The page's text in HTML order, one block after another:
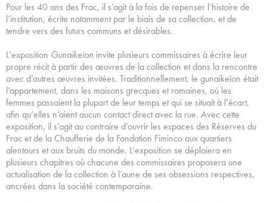
Pour les 40 ans des Frac, il s’agit à la fois de repenser l’histoire de
l’institution, écrite notamment par le biais de sa collection, et de
tendre vers des futurs communs et désirables.
L’exposition Gunaikeîon invite plusieurs commissaires à écrire leur
propre récit à partir des œuvres de la collection et dans la rencontre
avec d’autres œuvres invitées. Traditionnellement, le gunaikeîon était
l’appartement, dans les maisons grecques et romaines, où les
femmes passaient la plupart de leur temps et qui se situait à l’écart,
afin qu’elles n’aient aucun contact direct avec la rue. Avec cette
exposition, il s’agit au contraire d’ouvrir les espaces des Réserves du
Frac et de la Chaufferie de la Fondation Fiminco aux quartiers
alentours et aux bruits du monde. L’exposition se déploiera en
plusieurs chapitres où chacune des commissaires proposera une
actualisation de la collection à l’aune de ses obsessions respectives,
ancrées dans la société contemporaine.